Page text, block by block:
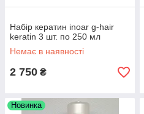
Набір кератин inoar g-hair
keratin 3 шт. по 250 мл
Немає в наявності
2 750 ₴
Новинка